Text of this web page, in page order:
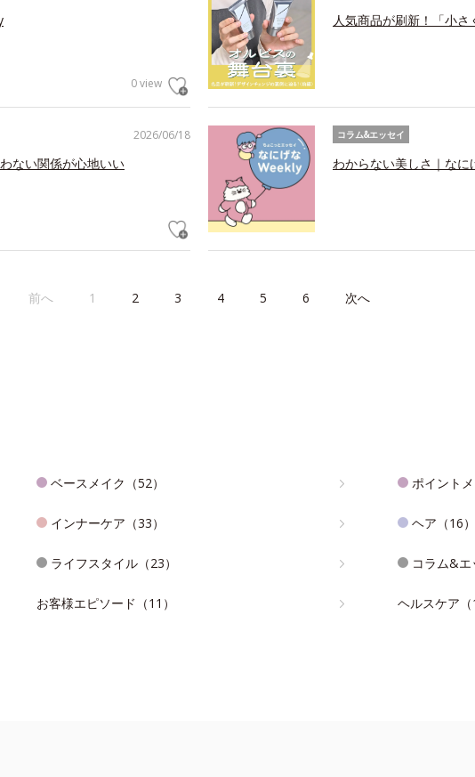
0 view
人気商品が刷新！「小
2026/06/18
ない関係が心地いい
コラム&エッセイ
わからない美しさ｜なに
前へ 1 2 3 4 5 6 次へ
ベースメイク（52） ポイントメ
インナーケア（33） ヘア（16）
ライフスタイル（23） コラム&エ
お客様エピソード（11） ヘルスケア（